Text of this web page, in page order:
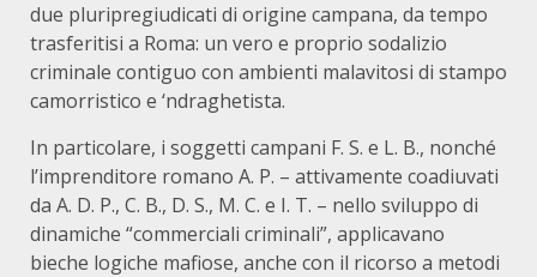
due pluripregiudicati di origine campana, da tempo
trasferitisi a Roma: un vero e proprio sodalizio
criminale contiguo con ambienti malavitosi di stampo
camorristico e ‘ndraghetista.
In particolare, i soggetti campani F. S. e L. B., nonché
l’imprenditore romano A. P. – attivamente coadiuvati
da A. D. P., C. B., D. S., M. C. e I. T. – nello sviluppo di
dinamiche “commerciali criminali”, applicavano
bieche logiche mafiose, anche con il ricorso a metodi